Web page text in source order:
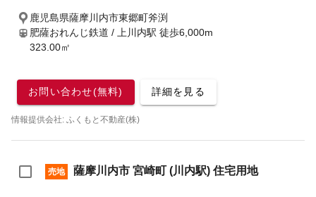
鹿児島県薩摩川内市東郷町斧渕
肥薩おれんじ鉄道 / 上川内駅 徒歩6,000m
323.00㎡
お問い合わせ(無料) 詳細を見る
情報提供会社: ふくもと不動産(株)
売地 薩摩川内市 宮崎町 (川内駅) 住宅用地